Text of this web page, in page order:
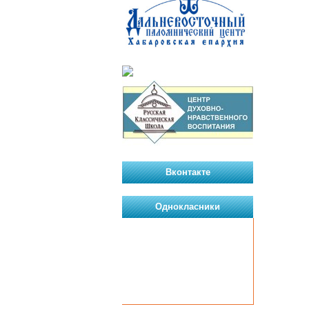
Вконтакте
Однокласники